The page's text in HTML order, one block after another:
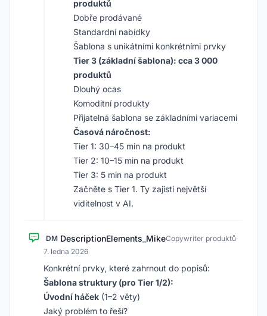
produktů
Dobře prodávané
Standardní nabídky
Šablona s unikátními konkrétními prvky
Tier 3 (základní šablona): cca 3 000
produktů
Dlouhý ocas
Komoditní produkty
Přijatelná šablona se základními variacemi
Časová náročnost:
Tier 1: 30–45 min na produkt
Tier 2: 10–15 min na produkt
Tier 3: 5 min na produkt
Začněte s Tier 1. Ty zajistí největší
viditelnost v AI.
DM DescriptionElements_MikeCopywriter produktů·
7. ledna 2026
Konkrétní prvky, které zahrnout do popisů:
Šablona struktury (pro Tier 1/2):
Úvodní háček (1–2 věty)
Jaký problém to řeší?